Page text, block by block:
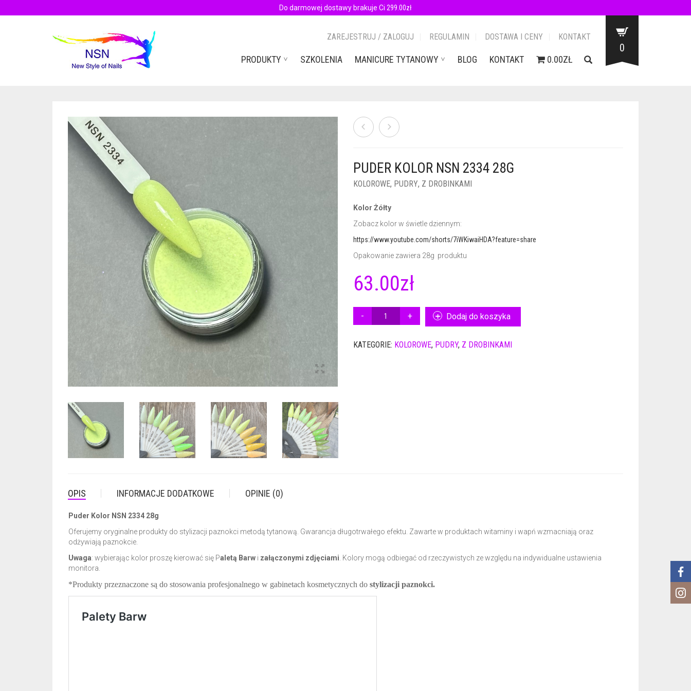
Do darmowej dostawy brakuje Ci 299.00zł
ZAREJESTRUJ / ZALOGUJ REGULAMIN DOSTAWA I CENY KONTAKT
PRODUKTY SZKOLENIA MANICURE TYTANOWY BLOG KONTAKT 0.00ZŁ
0
PUDER KOLOR NSN 2334 28G
KOLOROWE, PUDRY, Z DROBINKAMI
Kolor Żółty
Zobacz kolor w świetle dziennym:
https://www.youtube.com/shorts/7iWKiwaiHDA?feature=share
Opakowanie zawiera 28g produktu
63.00zł
PUDER
NSN
Dodaj do koszyka
KATEGORIE: KOLOROWE, PUDRY, Z DROBINKAMI
OPIS INFORMACJE DODATKOWE OPINIE (0)
Puder Kolor NSN 2334 28g
Oferujemy oryginalne produkty do stylizacji paznokci metodą tytanową. Gwarancja długotrwałego efektu. Zawarte w produktach witaminy i wapń wzmacniają oraz
odżywiają paznokcie.
Uwaga: wybierając kolor proszę kierować się Paletą Barw i załączonymi zdjęciami . Kolory mogą odbiegać od rzeczywistych ze względu na indywidualne ustawienia
monitora.
*Produkty przeznaczone są do stosowania profesjonalnego w gabinetach kosmetycznych do stylizacji paznokci.